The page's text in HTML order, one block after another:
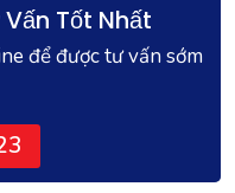
Tốt Nhất
để được tư vấn sớm